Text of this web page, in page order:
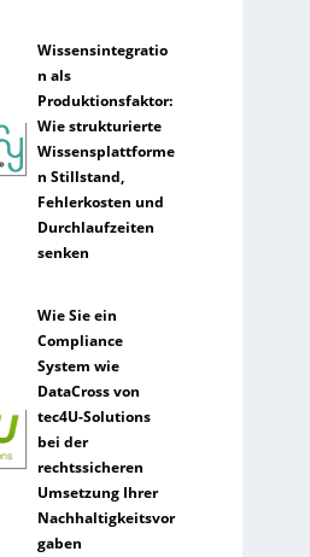
Wissensintegratio
n als
Produktionsfaktor:
Wie strukturierte
Wissensplattforme
n Stillstand,
Fehlerkosten und
Durchlaufzeiten
senken
Wie Sie ein
Compliance
System wie
DataCross von
tec4U-Solutions
bei der
rechtssicheren
Umsetzung Ihrer
Nachhaltigkeitsvor
gaben